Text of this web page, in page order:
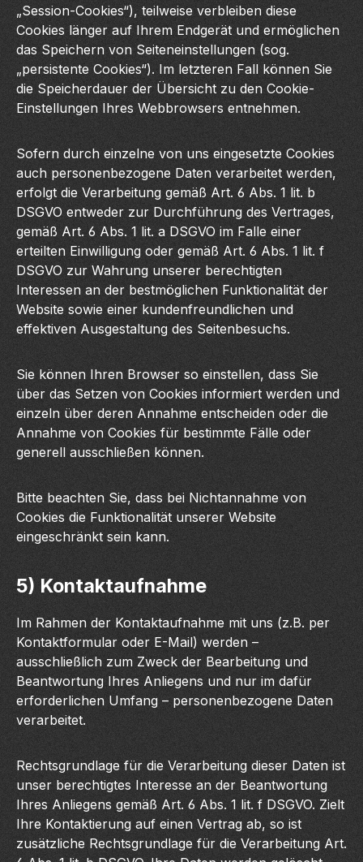
„Session-Cookies“), teilweise verbleiben diese
Cookies länger auf Ihrem Endgerät und ermöglichen
das Speichern von Seiteneinstellungen (sog.
„persistente Cookies“). Im letzteren Fall können Sie
die Speicherdauer der Übersicht zu den Cookie-
Einstellungen Ihres Webbrowsers entnehmen.
Sofern durch einzelne von uns eingesetzte Cookies
auch personenbezogene Daten verarbeitet werden,
erfolgt die Verarbeitung gemäß Art. 6 Abs. 1 lit. b
DSGVO entweder zur Durchführung des Vertrages,
gemäß Art. 6 Abs. 1 lit. a DSGVO im Falle einer
erteilten Einwilligung oder gemäß Art. 6 Abs. 1 lit. f
DSGVO zur Wahrung unserer berechtigten
Interessen an der bestmöglichen Funktionalität der
Website sowie einer kundenfreundlichen und
effektiven Ausgestaltung des Seitenbesuchs.
Sie können Ihren Browser so einstellen, dass Sie
über das Setzen von Cookies informiert werden und
einzeln über deren Annahme entscheiden oder die
Annahme von Cookies für bestimmte Fälle oder
generell ausschließen können.
Bitte beachten Sie, dass bei Nichtannahme von
Cookies die Funktionalität unserer Website
eingeschränkt sein kann.
5) Kontaktaufnahme
Im Rahmen der Kontaktaufnahme mit uns (z.B. per
Kontaktformular oder E-Mail) werden –
ausschließlich zum Zweck der Bearbeitung und
Beantwortung Ihres Anliegens und nur im dafür
erforderlichen Umfang – personenbezogene Daten
verarbeitet.
Rechtsgrundlage für die Verarbeitung dieser Daten ist
unser berechtigtes Interesse an der Beantwortung
Ihres Anliegens gemäß Art. 6 Abs. 1 lit. f DSGVO. Zielt
Ihre Kontaktierung auf einen Vertrag ab, so ist
zusätzliche Rechtsgrundlage für die Verarbeitung Art.